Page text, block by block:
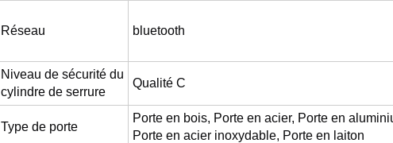
Réseau bluetooth
Niveau de sécurité du
cylindre de serrure
Qualité C
Type de porte
Porte en bois, Porte en acier, Porte en
Porte en acier inoxydable, Porte en laiton